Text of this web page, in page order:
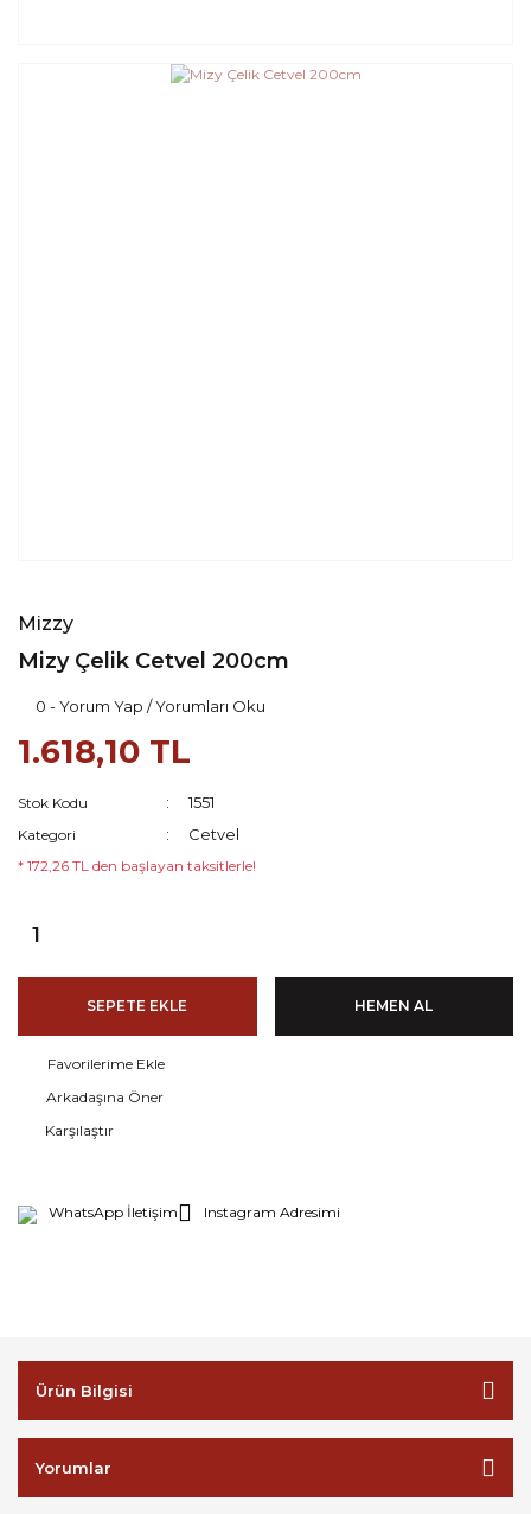
Mizzy
Mizy Çelik Cetvel 200cm
0 - Yorum Yap / Yorumları Oku
1.618,10 TL
Stok Kodu 1551
Kategori Cetvel
* 172,26 TL den başlayan taksitlerle!
SEPETE EKLE HEMEN AL
Arkadaşına Öner
Karşılaştır
WhatsApp İletişim Instagram Adresimi
Ürün Bilgisi
Yorumlar